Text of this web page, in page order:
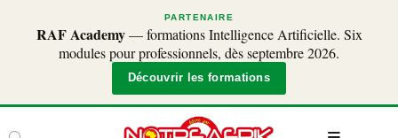
PARTENAIRE
RAF Academy— formations Intelligence Artificielle. Six
modules pour professionnels, dès septembre 2026.
Découvrir les formations